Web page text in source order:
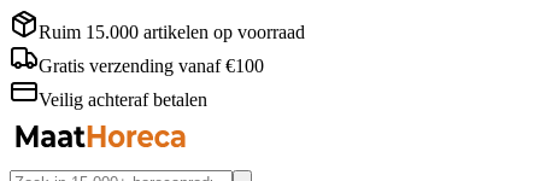
Ruim 15.000 artikelen op voorraad
Gratis verzending vanaf €100
Veilig achteraf betalen